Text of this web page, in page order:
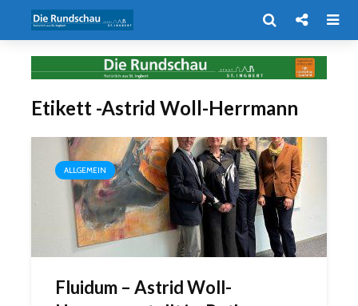
Etikett -Astrid Woll-Herrmann
ALLGEMEIN
Fluidum – Astrid Woll-